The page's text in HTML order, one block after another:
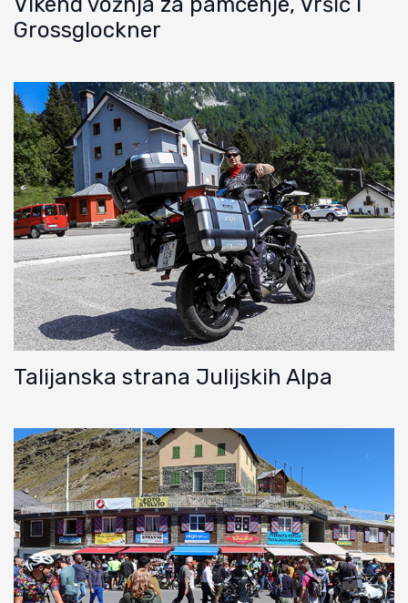
Grossglockner
Talijanska strana Julijskih Alpa